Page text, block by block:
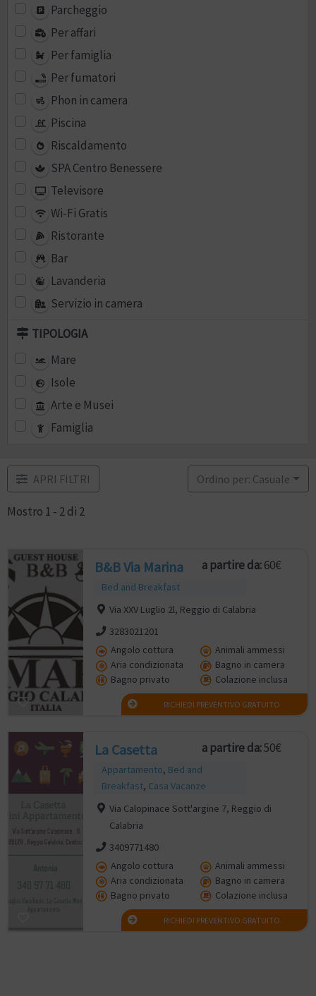
Parcheggio
Per affari
Per famiglia
Per fumatori
Phon in camera
Piscina
Riscaldamento
SPA Centro Benessere
Televisore
Wi-Fi Gratis
Ristorante
Bar
Lavanderia
Servizio in camera
TIPOLOGIA
Mare
Isole
Arte e Musei
Famiglia
APRI FILTRI
Mostro 1 - 2 di 2
Ordino per: Casuale
B&B Via Marina
Bed and Breakfast
a partire da:60€
Via XXV Luglio 2l, Reggio di Calabria
3283021201
Angolo cottura
Animali ammessi
Aria condizionata
Bagno in camera
Bagno privato
Colazione inclusa
RICHIEDI PREVENTIVO GRATUITO
La Casetta
Appartamento, Bed and
Breakfast, Casa Vacanze
a partire da:50€
Via Calopinace Sott'argine 7, Reggio di
Calabria
3409771480
Angolo cottura
Animali ammessi
Aria condizionata
Bagno in camera
Bagno privato
Colazione inclusa
RICHIEDI PREVENTIVO GRATUITO